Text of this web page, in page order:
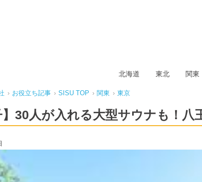
北海道 東北 関東
› お役立ち記事 › SISU TOP › 関東 › 東京
】30人が入れる大型サウナも！